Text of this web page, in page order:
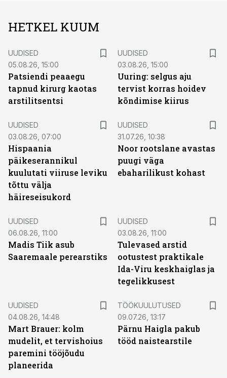
HETKEL KUUM
UUDISED
05.08.26, 15:00
Patsiendi peaaegu
tapnud kirurg kaotas
arstilitsentsi
UUDISED
03.08.26, 15:00
Uuring: selgus aju
tervist korras hoidev
kõndimise kiirus
UUDISED
03.08.26, 07:00
Hispaania
päikeserannikul
kuulutati viiruse leviku
tõttu välja
häireseisukord
UUDISED
31.07.26, 10:38
Noor rootslane avastas
puugi väga
ebaharilikust kohast
UUDISED
06.08.26, 11:00
Madis Tiik asub
Saaremaale perearstiks
UUDISED
03.08.26, 11:00
Tulevased arstid
ootustest praktikale
Ida-Viru keskhaiglas ja
tegelikkusest
UUDISED
04.08.26, 14:48
Mart Brauer: kolm
mudelit, et tervishoius
paremini tööjõudu
planeerida
TÖÖKUULUTUSED
09.07.26, 13:17
Pärnu Haigla pakub
tööd naistearstile